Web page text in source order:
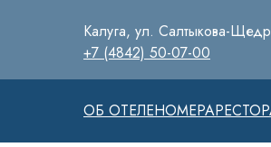
ОБ ОТЕЛЕНОМЕРА
+7 (4842) 50-07-00
Калуга, ул. Салтыкова-